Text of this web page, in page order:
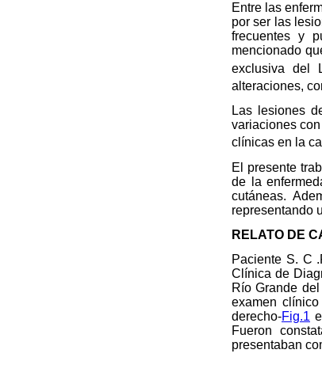
Entre las
por ser las
frecuentes y
mencionado
exclusiva del
alteraciones,
Las lesiones
variaciones
clínicas en la
El presente
de la
cutáneas.
representando
RELATO DE
Paciente S. C
Clínica de
Río Grande
examen
derecho-Fig.1
Fueron
presentaban